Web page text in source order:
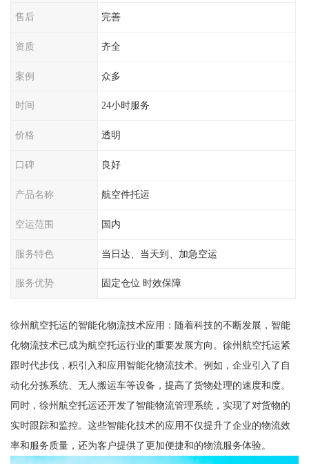
售后 完善
资质 齐全
案例 众多
时间 24小时服务
价格 透明
口碑 良好
产品名称 航空件托运
空运范围 国内
服务特色 当日达、当天到、加急空运
服务优势 固定仓位 时效保障
徐州航空托运的智能化物流技术应用：随着科技的不断发展，智能
化物流技术已成为航空托运行业的重要发展方向。徐州航空托运紧
跟时代步伐，积引入和应用智能化物流技术。例如，企业引入了自
动化分拣系统、无人搬运车等设备，提高了货物处理的速度和度。
同时，徐州航空托运还开发了智能物流管理系统，实现了对货物的
实时跟踪和监控。这些智能化技术的应用不仅提升了企业的物流效
率和服务质量，还为客户提供了更加便捷和的物流服务体验。